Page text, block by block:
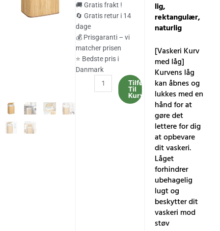
var:
284.00 kr..
236.00 kr..
🚚 Gratis frakt !
🔄 Gratis retur i 14
dage
💰 Prisgaranti – vi
matcher prisen
⭐ Bedste pris i
Danmark
SONGMICS
Bambus
vasketøjskurv,
Tilføj
Til
Kurv
lig,
rektangulær,
naturlig
[Vaskeri Kurv
med låg]
Kurvens låg
kan åbnes og
lukkes med en
hånd for at
gøre det
lettere for dig
at opbevare
dit vaskeri.
Låget
forhindrer
ubehagelig
lugt og
beskytter dit
vaskeri mod
støv